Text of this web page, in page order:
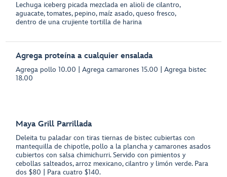
Lechuga iceberg picada mezclada en alioli de cilantro,
aguacate, tomates, pepino, maíz asado, queso fresco,
dentro de una crujiente tortilla de harina
Agrega proteína a cualquier ensalada
Agrega pollo 10.00 | Agrega camarones 15.00 | Agrega bistec
18.00
Maya Grill Parrillada
Deleita tu paladar con tiras tiernas de bistec cubiertas con
mantequilla de chipotle, pollo a la plancha y camarones asados
cubiertos con salsa chimichurri. Servido con pimientos y
cebollas salteados, arroz mexicano, cilantro y limón verde. Para
dos $80 | Para cuatro $140.